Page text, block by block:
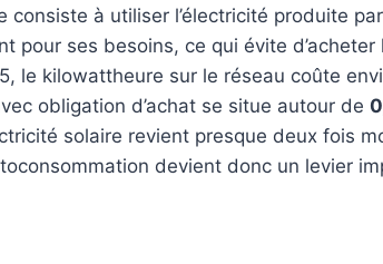
consiste à utiliser l’électricité produite
pour ses besoins, ce qui évite d’acheter
le kilowattheure sur le réseau coûte
obligation d’achat se situe autour de
solaire revient presque deux fois
devient donc un levier